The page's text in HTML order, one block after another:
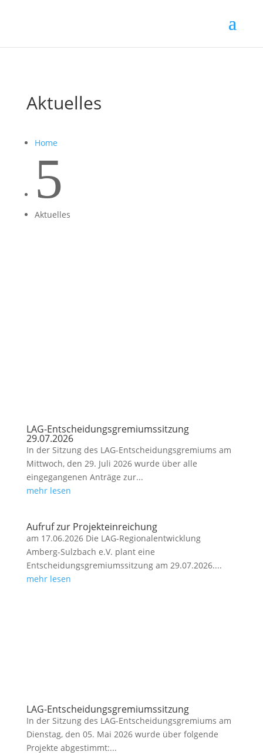
Aktuelles
Home
5
Aktuelles
LAG-Entscheidungsgremiumssitzung
29.07.2026
In der Sitzung des LAG-Entscheidungsgremiums am
Mittwoch, den 29. Juli 2026 wurde über alle
eingegangenen Anträge zur...
mehr lesen
Aufruf zur Projekteinreichung
am 17.06.2026 Die LAG-Regionalentwicklung
Amberg-Sulzbach e.V. plant eine
Entscheidungsgremiumssitzung am 29.07.2026....
mehr lesen
LAG-Entscheidungsgremiumssitzung
In der Sitzung des LAG-Entscheidungsgremiums am
Dienstag, den 05. Mai 2026 wurde über folgende
Projekte abgestimmt:...